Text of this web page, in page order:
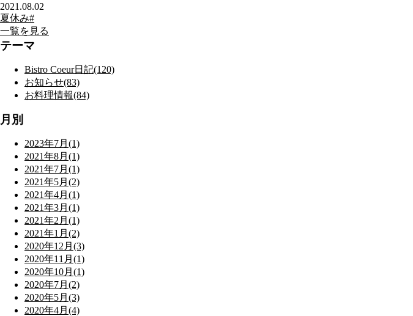
2021.08.02
夏休み#
一覧を見る
テーマ
Bistro Coeur日記(120)
お知らせ(83)
お料理情報(84)
月別
2023年7月(1)
2021年8月(1)
2021年7月(1)
2021年5月(2)
2021年4月(1)
2021年3月(1)
2021年2月(1)
2021年1月(2)
2020年12月(3)
2020年11月(1)
2020年10月(1)
2020年7月(2)
2020年5月(3)
2020年4月(4)